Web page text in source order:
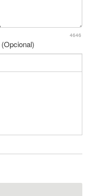
4646
(Opcional)